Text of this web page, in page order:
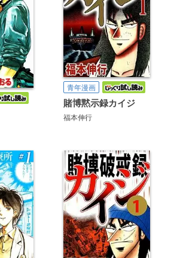
青年漫画
賭博黙示録カイジ
福本伸行